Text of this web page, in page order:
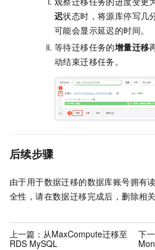
迟状态时，将源库停写几
可能会显示延迟的时间。
等待迁移任务的增量迁移
动结束迁移任务。
后续步骤
由于用于数据迁移的数据库账号拥有
全性，请在数据迁移完成后，删除相
上一篇： 从MaxCompute迁移至
RDS MySQL
下